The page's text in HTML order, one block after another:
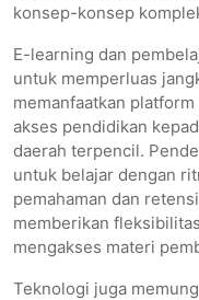
konsep-konsep
E-learning dan
untuk memperluas
memanfaatkan
akses pendidikan
daerah terpencil.
untuk belajar dengan
pemahaman dan
memberikan
mengakses materi
Teknologi juga